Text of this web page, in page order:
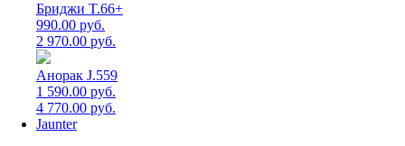
Бриджи T.66+
990.00 руб.
2 970.00 руб.
Анорак J.559
1 590.00 руб.
4 770.00 руб.
Jaunter